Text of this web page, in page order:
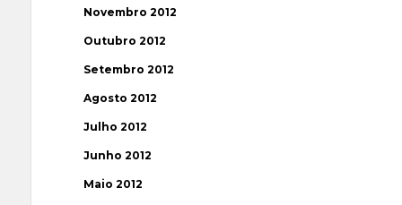
Novembro 2012
Outubro 2012
Setembro 2012
Agosto 2012
Julho 2012
Junho 2012
Maio 2012